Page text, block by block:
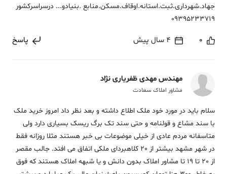
جهاد.شهرداری.ثبت.استانه.اوقاف.مسکن.منابع .بنیادو... درسراسرکشور
09395233719
0 4 سال پیش پاسخ
مهندس مهدی ظفریاری نژاد
مشاور املاک سعادت
سلام باید در مورد خود ملک اطلاع داشته و بعد نظر داد امروز خرید ملک
با سند مشاع و قولنامه و حتی سند تک برگ ریسک بسیاری دارد ولی
متاسفانه مردم عادی از خیلی موضوعات بی خبر هستند مثلا روزانه فقط
در شهر مشهد بیشتر از 20 کلاهبردای ملکی اتفاق می افتد. جالب مقصر
از 20 تا 19 تا مشاور املاک بدون دانش و یا شبهه املاک هستند که فوق